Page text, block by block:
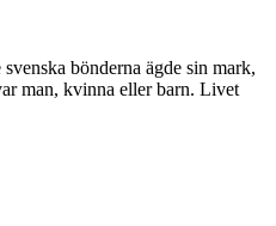
bönderna ägde sin mark,
man, kvinna eller barn. Livet